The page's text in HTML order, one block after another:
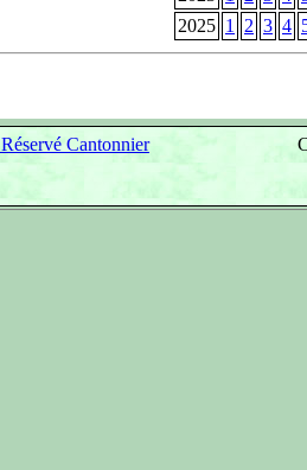
2025 1 2 3 4
Cantonnier